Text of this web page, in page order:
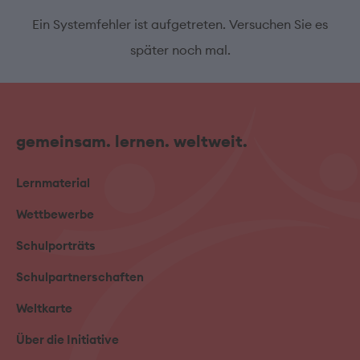
Ein Systemfehler ist aufgetreten. Versuchen Sie es
später noch mal.
gemeinsam. lernen. weltweit.
Lernmaterial
Wettbewerbe
Schulporträts
Schulpartnerschaften
Weltkarte
Über die Initiative